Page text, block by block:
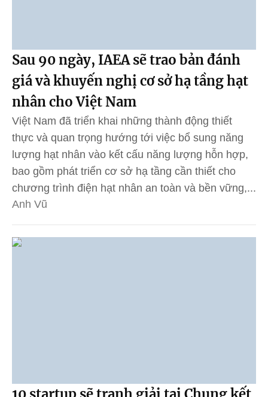
Sau 90 ngày, IAEA sẽ trao bản đánh
giá và khuyến nghị cơ sở hạ tầng hạt
nhân cho Việt Nam
Việt Nam đã triển khai những thành động thiết
thực và quan trọng hướng tới việc bổ sung năng
lượng hạt nhân vào kết cấu năng lượng hỗn hợp,
bao gồm phát triển cơ sở hạ tầng cần thiết cho
chương trình điện hạt nhân an toàn và bền vững,...
Anh Vũ